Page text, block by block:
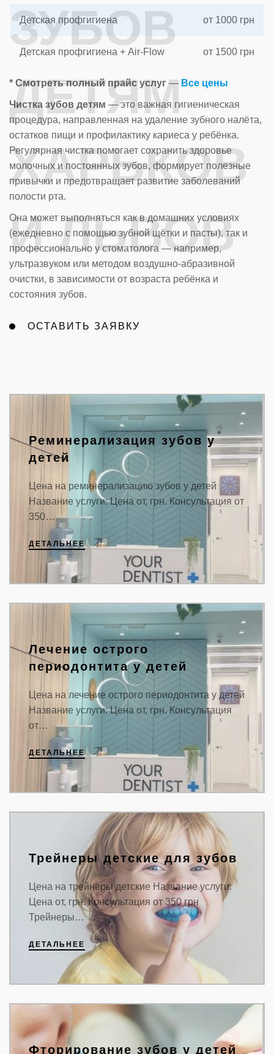
ЗУБОВ
ДЕТЯМ
ХАРЬКОВ
И ЛЬВОВ
Детская профгигиена от 1000 грн
Детская профгигиена + Air-Flow от 1500 грн
* Смотреть полный прайс услуг— Все цены
Чистка зубов детям — это важная гигиеническая
процедура, направленная на удаление зубного налёта,
остатков пищи и профилактику кариеса у ребёнка.
Регулярная чистка помогает сохранить здоровье
молочных и постоянных зубов, формирует полезные
привычки и предотвращает развитие заболеваний
полости рта.
Она может выполняться как в домашних условиях
(ежедневно с помощью зубной щётки и пасты), так и
профессионально у стоматолога — например,
ультразвуком или методом воздушно-абразивной
очистки, в зависимости от возраста ребёнка и
состояния зубов.
ОСТАВИТЬ ЗАЯВКУ
Реминерализация зубов у
детей
Цена на реминерализацию зубов у детей
Название услуги: Цена от, грн. Консультация от
350…
ДЕТАЛЬНЕЕ
Лечение острого
периодонтита у детей
Цена на лечение острого периодонтита у детей
Название услуги: Цена от, грн. Консультация
от…
ДЕТАЛЬНЕЕ
Трейнеры детские для зубов
Цена на трейнеры детские Название услуги:
Цена от, грн. Консультация от 350 грн
Трейнеры…
ДЕТАЛЬНЕЕ
Фторирование зубов у детей